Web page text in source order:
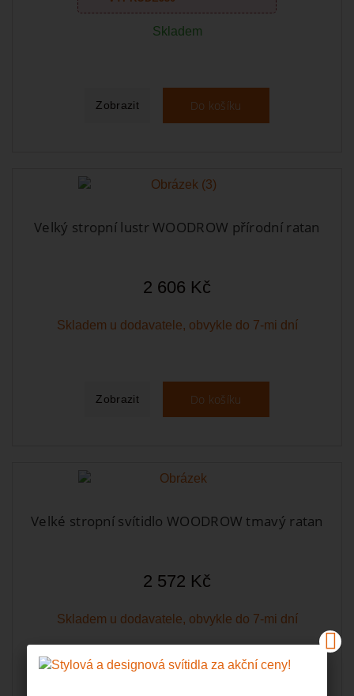
Skladem
Zobrazit Do košíku
Velký stropní lustr WOODROW přírodní ratan
2 606 Kč
Skladem u dodavatele, obvykle do 7-mi dní
Zobrazit Do košíku
Velké stropní svítidlo WOODROW tmavý ratan
2 572 Kč
Skladem u dodavatele, obvykle do 7-mi dní